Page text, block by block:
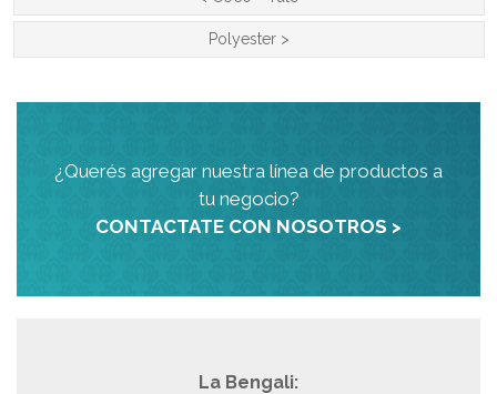
Polyester>
¿Querés agregar nuestra línea de productos a
tu negocio?
CONTACTATE CON NOSOTROS >
La Bengali: